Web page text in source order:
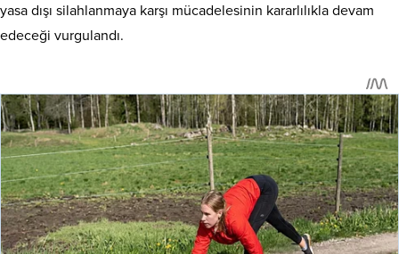
yasa dışı silahlanmaya karşı mücadelesinin kararlılıkla devam
edeceği vurgulandı.